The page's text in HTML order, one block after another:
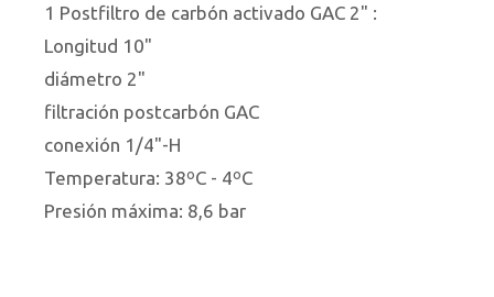
1 Postfiltro de carbón activado GAC 2" :
Longitud 10"
diámetro 2"
filtración postcarbón GAC
conexión 1/4"-H
Temperatura: 38ºC - 4ºC
Presión máxima: 8,6 bar